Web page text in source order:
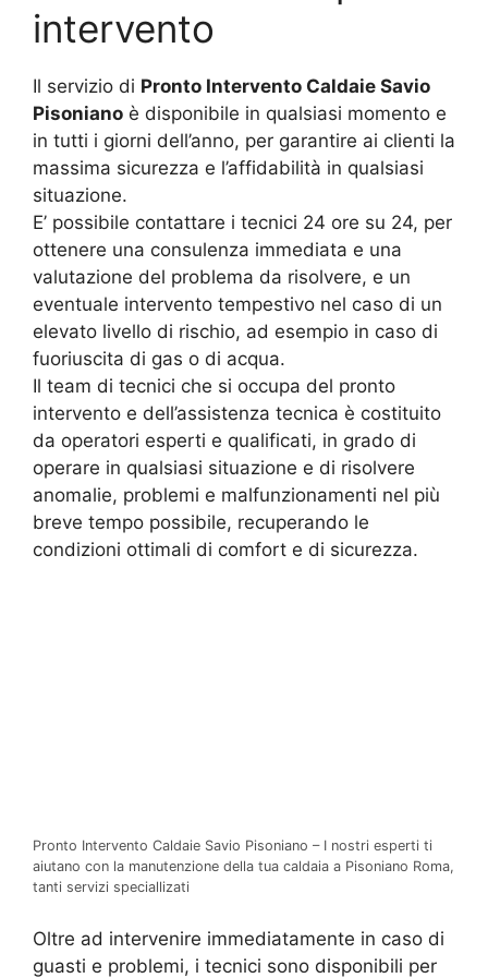
intervento
Il servizio di Pronto Intervento Caldaie Savio
Pisoniano è disponibile in qualsiasi momento e
in tutti i giorni dell’anno, per garantire ai clienti la
massima sicurezza e l’affidabilità in qualsiasi
situazione.
E’ possibile contattare i tecnici 24 ore su 24, per
ottenere una consulenza immediata e una
valutazione del problema da risolvere, e un
eventuale intervento tempestivo nel caso di un
elevato livello di rischio, ad esempio in caso di
fuoriuscita di gas o di acqua.
Il team di tecnici che si occupa del pronto
intervento e dell’assistenza tecnica è costituito
da operatori esperti e qualificati, in grado di
operare in qualsiasi situazione e di risolvere
anomalie, problemi e malfunzionamenti nel più
breve tempo possibile, recuperando le
condizioni ottimali di comfort e di sicurezza.
Pronto Intervento Caldaie Savio Pisoniano – I nostri esperti ti
aiutano con la manutenzione della tua caldaia a Pisoniano Roma,
tanti servizi speciallizati
Oltre ad intervenire immediatamente in caso di
guasti e problemi, i tecnici sono disponibili per